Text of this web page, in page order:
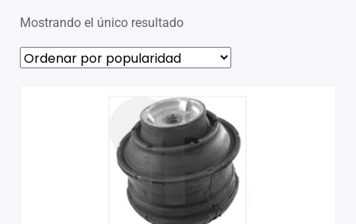
Mostrando el único resultado